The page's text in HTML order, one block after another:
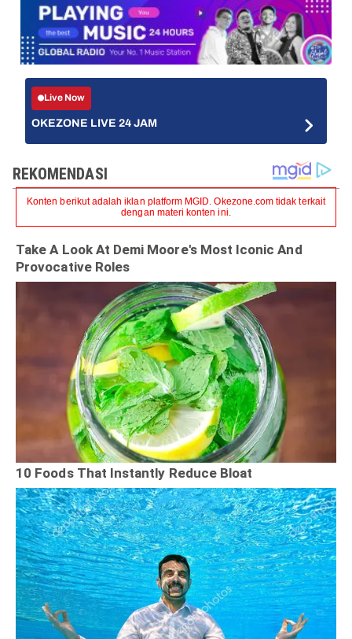
Live Now
OKEZONE LIVE 24 JAM